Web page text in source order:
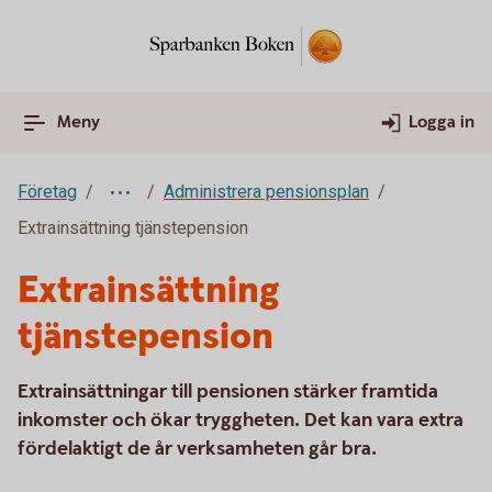
Meny Logga in
Företag
Administrera pensionsplan
Extrainsättning tjänstepension
Extrainsättning
tjänstepension
Extrainsättningar till pensionen stärker framtida
inkomster och ökar tryggheten. Det kan vara extra
fördelaktigt de år verksamheten går bra.